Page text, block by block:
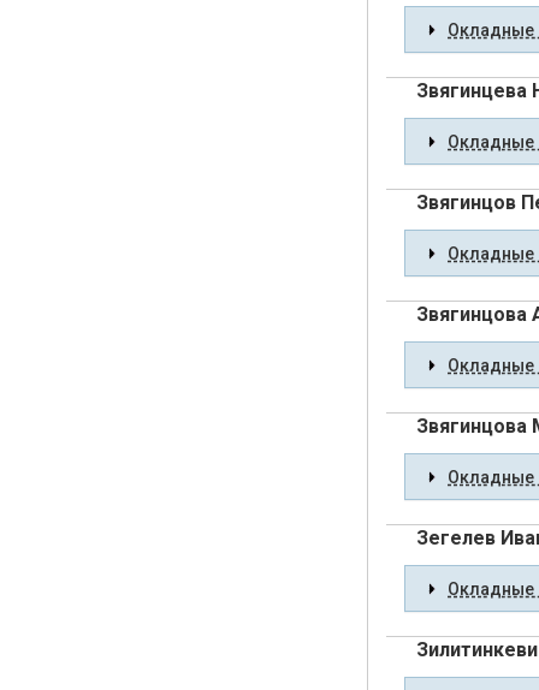
Окладные
Окладные
Звягинцов
Окладные
Звягинцова
Окладные
Звягинцова
Окладные
Зегелев
Окладные